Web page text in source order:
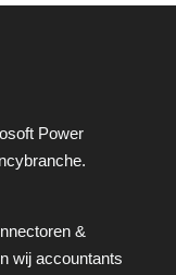
Power
&
wij accountants